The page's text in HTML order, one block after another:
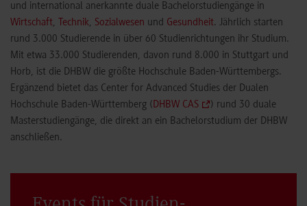
und international anerkannte duale Bachelorstudiengänge in
Wirtschaft, Technik, Sozialwesen und Gesundheit. Jährlich starten
rund 3.000 Studierende in über 60 Studienrichtungen ihr Studium.
Mit etwa 33.000 Studierenden, davon rund 8.000 in Stuttgart und
Horb, ist die DHBW die größte Hochschule Baden-Württembergs.
Ergänzend bietet das Center for Advanced Studies der Dualen
Hochschule Baden-Württemberg (DHBW CAS
) rund 30 duale
Masterstudiengänge, die direkt an ein Bachelorstudium der DHBW
anschließen.